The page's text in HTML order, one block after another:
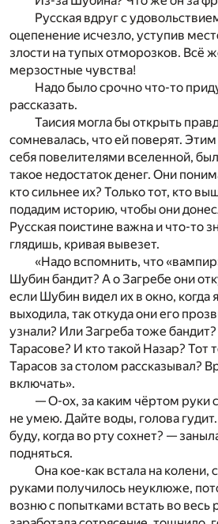
Русская вдруг с
оцепенение исчезло, уступив
злости на тупых отморозков. Всё
мерзостные чувства!
Надо было срочно что-то
рассказать.
Таисия могла бы открыть
сомневалась, что ей поверят.
себя повелителями вселенной,
такое недостаток денег. Они
кто сильнее их? Только тот, кто
подадим историю, чтобы они
Русская поистине важна и что-то
глядишь, кривая вывезет.
«Надо вспомнить, что
Шубин бандит? А о Загребе они
если Шубин видел их в окно, когда
выходила, так откуда они его
узнали? Или Загреба тоже
Тарасове? И кто такой Назар? Тот
Тарасов за столом рассказывал?
включать».
— О-ох, за каким чёртом руки
не умею. Дайте воды, голова
буду, когда во рту сохнет? —
подняться.
Она кое-как встала на колени,
руками получилось неуклюже,
возню с попытками встать во весь